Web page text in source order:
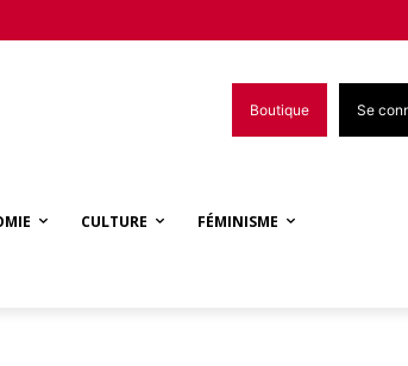
Boutique Se
CULTURE FÉMINISME